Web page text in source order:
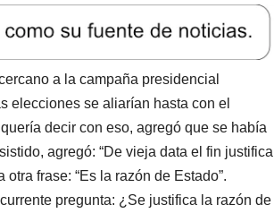
a la campaña presidencial
elecciones se aliarían hasta con el
decir con eso, agregó que se había
agregó: “De vieja data el fin justifica
frase: “Es la razón de Estado”.
pregunta: ¿Se justifica la razón de